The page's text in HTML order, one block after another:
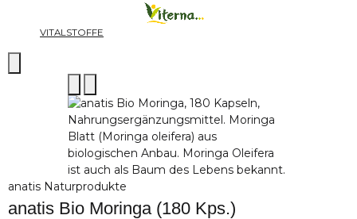
VITALSTOFFE
anatis Naturprodukte
anatis Bio Moringa (180 Kps.)